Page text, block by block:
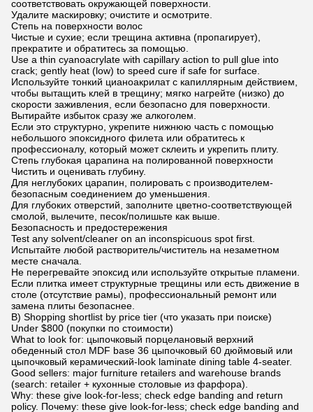
соответствовать окружающей поверхности.
Удалите маскировку; очистите и осмотрите.
Степь на поверхности волос
Чистые и сухие; если трещина активна (пропагирует),
прекратите и обратитесь за помощью.
Use a thin cyanoacrylate with capillary action to pull glue into
crack; gently heat (low) to speed cure if safe for surface.
Используйте тонкий цианоакрилат с капиллярным действием,
чтобы вытащить клей в трещину; мягко нагрейте (низко) до
скорости заживления, если безопасно для поверхности.
Вытирайте избыток сразу же алкоголем.
Если это структурно, укрепите нижнюю часть с помощью
небольшого эпоксидного филета или обратитесь к
профессионалу, который может склеить и укрепить плиту.
Степь глубокая царапина на полированной поверхности
Чистить и оценивать глубину.
Для неглубоких царапин, полировать с производителем-
безопасным соединением до уменьшения.
Для глубоких отверстий, заполните цветно-соответствующей
смолой, вылечите, песок/полишьте как выше.
Безопасность и предостережения
Test any solvent/cleaner on an inconspicuous spot first.
Испытайте любой растворитель/чиститель на незаметном
месте сначала.
Не перегревайте эпоксид или используйте открытые пламени.
Если плитка имеет структурные трещины или есть движение в
столе (отсутствие рамы), профессиональный ремонт или
замена плиты безопаснее.
B) Shopping shortlist by price tier (что указать при поиске)
Under $800 (покупки по стоимости)
What to look for: цыпочковый порцелановый верхний
обеденный стол MDF base 36 цыпочковый 60 дюймовый или
цыпочковый керамический-look laminate dining table 4-seater.
Good sellers: major furniture retailers and warehouse brands
(search: retailer + кухонные столовые из фарфора).
Why: these give look-for-less; check edge banding and return
policy. Почему: these give look-for-less; check edge banding and